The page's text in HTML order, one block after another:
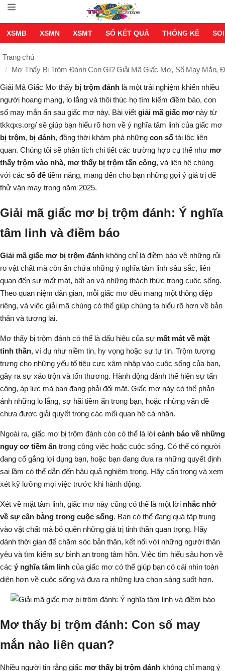
XSMB XSMN XSMT SỔ KẾT QUẢ THỐNG KÊ
Trang chủ
Mơ Thấy Bị Trộm Đánh Con Gì? Giải Mã Giấc Mơ, Số May Mắn,
Giải Mã Giấc Mơ thấy bị trộm đánh là một trải nghiệm khiến nhiều
người hoang mang, lo lắng và thôi thúc họ tìm kiếm điềm báo, con
số may mắn ẩn sau giấc mơ này. Bài viết giải mã giấc mơ này từ
tkkqxs.org/ sẽ giúp bạn hiểu rõ hơn về ý nghĩa tâm linh của giấc mơ
bị trộm, bị đánh, đồng thời khám phá những con số tài lộc liên
quan. Chúng tôi sẽ phân tích chi tiết các trường hợp cụ thể như mơ
thấy trộm vào nhà, mơ thấy bị trộm tấn công, và liên hệ chúng
với các số đề tiềm năng, mang đến cho bạn những gợi ý giá trị để
thử vận may trong năm 2025.
Giải mã giấc mơ bị trộm đánh: Ý nghĩa
tâm linh và điềm báo
Giải mã giấc mơ bị trộm đánh không chỉ là điềm báo về những rủi
ro vật chất mà còn ẩn chứa những ý nghĩa tâm linh sâu sắc, liên
quan đến sự mất mát, bất an và những thách thức trong cuộc sống.
Theo quan niệm dân gian, mỗi giấc mơ đều mang một thông điệp
riêng, và việc giải mã chúng có thể giúp chúng ta hiểu rõ hơn về bản
thân và tương lai.
Mơ thấy bị trộm đánh có thể là dấu hiệu của sự mất mát về mặt
tinh thần, ví dụ như niềm tin, hy vọng hoặc sự tự tin. Trộm tượng
trưng cho những yếu tố tiêu cực xâm nhập vào cuộc sống của bạn,
gây ra sự xáo trộn và tổn thương. Hành động đánh thể hiện sự tấn
công, áp lực mà bạn đang phải đối mặt. Giấc mơ này có thể phản
ánh những lo lắng, sợ hãi tiềm ẩn trong bạn, hoặc những vấn đề
chưa được giải quyết trong các mối quan hệ cá nhân.
Ngoài ra, giấc mơ bị trộm đánh còn có thể là lời cảnh báo về những
nguy cơ tiềm ẩn trong công việc hoặc cuộc sống. Có thể có người
đang cố gắng lợi dụng bạn, hoặc bạn đang đưa ra những quyết định
sai lầm có thể dẫn đến hậu quả nghiêm trọng. Hãy cẩn trọng và xem
xét kỹ lưỡng mọi việc trước khi hành động.
Xét về mặt tâm linh, giấc mơ này cũng có thể là một lời nhắc nhở
về sự cân bằng trong cuộc sống. Bạn có thể đang quá tập trung
vào vật chất mà bỏ quên những giá trị tinh thần quan trọng. Hãy
dành thời gian để chăm sóc bản thân, kết nối với những người thân
yêu và tìm kiếm sự bình an trong tâm hồn. Việc tìm hiểu sâu hơn về
các ý nghĩa tâm linh của giấc mơ có thể giúp bạn có cái nhìn toàn
diện hơn về cuộc sống và đưa ra những lựa chọn sáng suốt hơn.
Mơ thấy bị trộm đánh: Con số may
mắn nào liên quan?
Nhiều người tin rằng giấc mơ thấy bị trộm đánh không chỉ mang ý